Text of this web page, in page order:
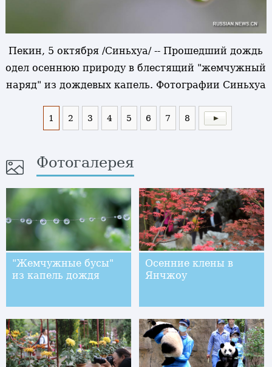
Пекин, 5 октября /Синьхуа/ -- Прошедший дождь
одел осеннюю природу в блестящий "жемчужный
наряд" из дождевых капель. Фотографии Синьхуа
1 2 3 4 5 6 7 8
Фотогалерея
"Жемчужные бусы"
из капель дождя
Осенние клены в
Янчжоу